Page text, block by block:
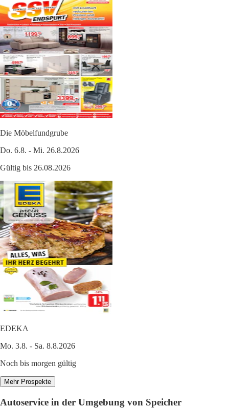
Die Möbelfundgrube
Do. 6.8. - Mi. 26.8.2026
Gültig bis 26.08.2026
EDEKA
Mo. 3.8. - Sa. 8.8.2026
Noch bis morgen gültig
Mehr Prospekte
Autoservice in der Umgebung von Speicher